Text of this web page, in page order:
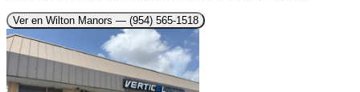
Ver en Wilton Manors — (954) 565-1518